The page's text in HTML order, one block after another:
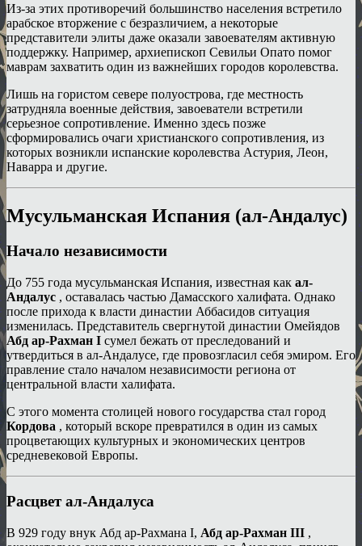
Из-за этих противоречий большинство населения встретило
арабское вторжение с безразличием, а некоторые
представители элиты даже оказали завоевателям активную
поддержку. Например, архиепископ Севильи Опато помог
маврам захватить один из важнейших городов королевства.
Лишь на гористом севере полуострова, где местность
затрудняла военные действия, завоеватели встретили
серьезное сопротивление. Именно здесь позже
сформировались очаги христианского сопротивления, из
которых возникли испанские королевства Астурия, Леон,
Наварра и другие.
Мусульманская Испания (ал-Андалус)
Начало независимости
До 755 года мусульманская Испания, известная как ал-
Андалус , оставалась частью Дамасского халифата. Однако
после прихода к власти династии Аббасидов ситуация
изменилась. Представитель свергнутой династии Омейядов
Абд ар-Рахман I сумел бежать от преследований и
утвердиться в ал-Андалусе, где провозгласил себя эмиром. Его
правление стало началом независимости региона от
центральной власти халифата.
С этого момента столицей нового государства стал город
Кордова , который вскоре превратился в один из самых
процветающих культурных и экономических центров
средневековой Европы.
Расцвет ал-Андалуса
В 929 году внук Абд ар-Рахмана I, Абд ар-Рахман III ,